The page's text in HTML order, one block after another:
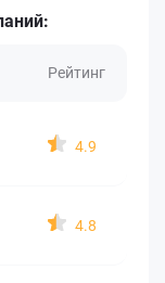
Рейтинг
4.9
4.8